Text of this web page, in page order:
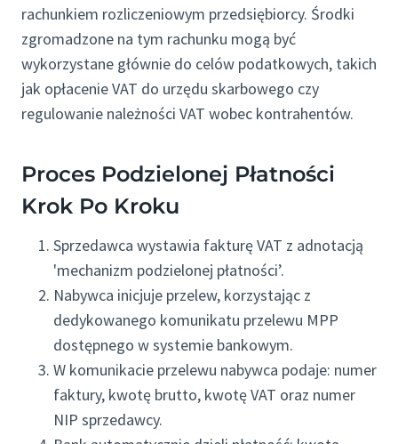
rachunkiem rozliczeniowym przedsiębiorcy. Środki
zgromadzone na tym rachunku mogą być
wykorzystane głównie do celów podatkowych, takich
jak opłacenie VAT do urzędu skarbowego czy
regulowanie należności VAT wobec kontrahentów.
Proces Podzielonej Płatności
Krok Po Kroku
Sprzedawca wystawia fakturę VAT z adnotacją
'mechanizm podzielonej płatności’.
Nabywca inicjuje przelew, korzystając z
dedykowanego komunikatu przelewu MPP
dostępnego w systemie bankowym.
W komunikacie przelewu nabywca podaje: numer
faktury, kwotę brutto, kwotę VAT oraz numer
NIP sprzedawcy.